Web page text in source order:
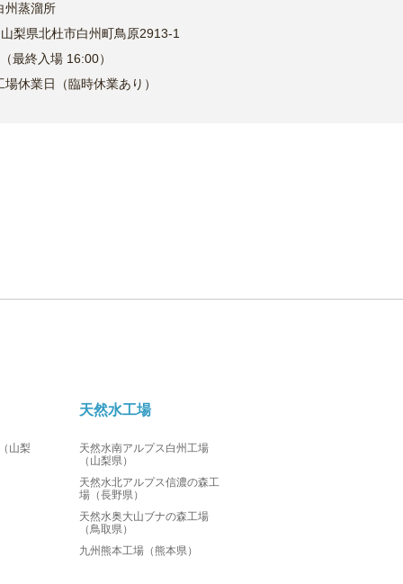
州蒸溜所
梨県北杜市白州町鳥原2913-1
最終入場 16:00）
休業日（臨時休業あり）
山梨
天然水工場
天然水南アルプス白州工場
（山梨県）
天然水北アルプス信濃の森工
場（長野県）
天然水奥大山ブナの森工場
（鳥取県）
九州熊本工場（熊本県）